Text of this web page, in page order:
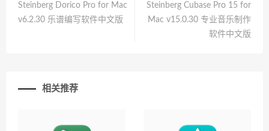
Steinberg Dorico Pro for Mac
v6.2.30 乐谱编写软件中文版
Steinberg Cubase Pro 15 for
Mac v15.0.30 专业音乐制作
软件中文版
相关推荐